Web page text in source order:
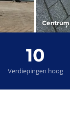
Centrum
10
Verdiepingen hoog